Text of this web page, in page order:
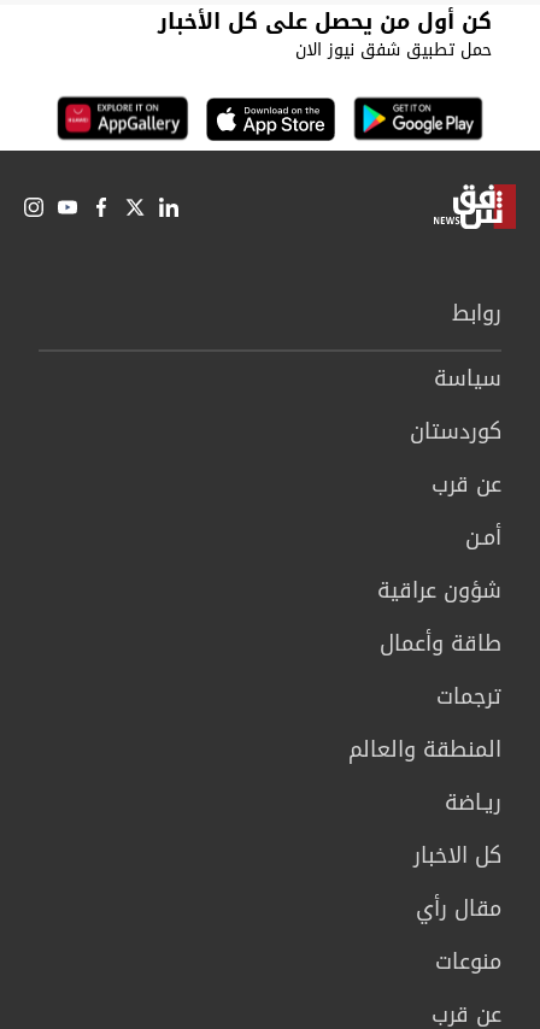
كن أول من يحصل على كل الأخبار
حمل تطبيق شفق نيوز الان
روابط
سیاسة
كوردستان
عن قرب
أمـن
شؤون عراقية
طاقة وأعمال
ترجمات
المنطقة والعالم
ريـاضة
كل الاخبار
مقال رأي
منوعات
عن قرب